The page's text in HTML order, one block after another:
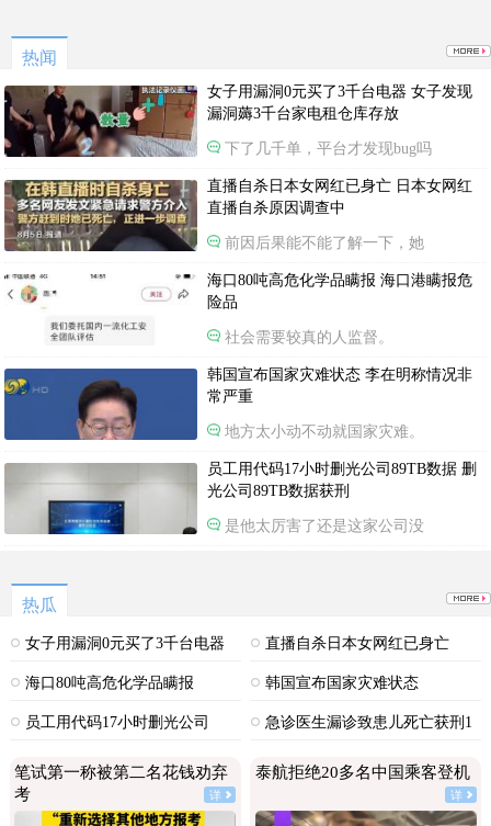
热闻
女子用漏洞0元买了3千台电器 女子发现
漏洞薅3千台家电租仓库存放
下了几千单，平台才发现bug吗
直播自杀日本女网红已身亡 日本女网红
直播自杀原因调查中
前因后果能不能了解一下，她
海口80吨高危化学品瞒报 海口港瞒报危
险品
社会需要较真的人监督。
韩国宣布国家灾难状态 李在明称情况非
常严重
地方太小动不动就国家灾难。
员工用代码17小时删光公司89TB数据 删
光公司89TB数据获刑
是他太厉害了还是这家公司没
热瓜
女子用漏洞0元买了3千台电器 直播自杀日本女网红已身亡
海口80吨高危化学品瞒报 韩国宣布国家灾难状态
员工用代码17小时删光公司
急诊医生漏诊致患儿死亡获刑1
笔试第一称被第二名花钱劝弃
考
详
泰航拒绝20多名中国乘客登机
详